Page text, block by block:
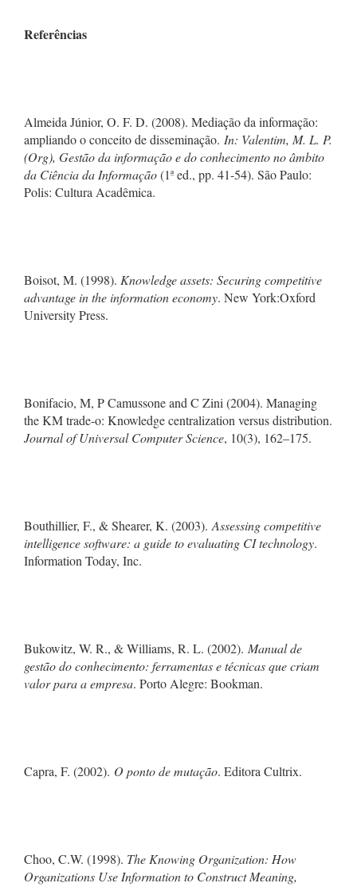
Referências
Almeida Júnior, O. F. D. (2008). Mediação da informação:
ampliando o conceito de disseminação. In: Valentim, M. L. P.
(Org), Gestão da informação e do conhecimento no âmbito
da Ciência da Informação(1ª ed., pp. 41-54). São Paulo:
Polis: Cultura Acadêmica.
Boisot, M. (1998). Knowledge assets: Securing competitive
advantage in the information economy. New York:Oxford
University Press.
Bonifacio, M, P Camussone and C Zini (2004). Managing
the KM trade-o: Knowledge centralization versus distribution.
Journal of Universal Computer Science, 10(3), 162–175.
Bouthillier, F., & Shearer, K. (2003).Assessing competitive
intelligence software: a guide to evaluating CI technology.
Information Today, Inc.
Bukowitz, W. R., & Williams, R. L. (2002). Manual de
gestão do conhecimento: ferramentas e técnicas que criam
valor para a empresa. Porto Alegre: Bookman.
Capra, F. (2002). O ponto de mutação. Editora Cultrix.
Choo, C.W. (1998). The Knowing Organization: How
Organizations Use Information to Construct Meaning,